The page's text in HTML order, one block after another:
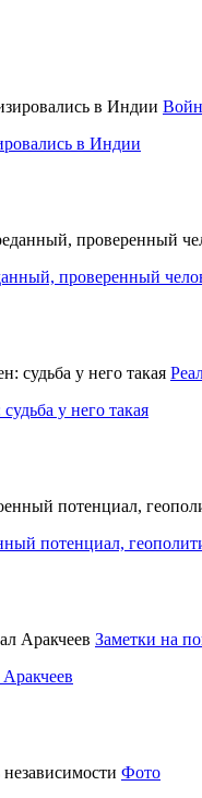
в Индии
проверенный
у него такая
потенциал,
Заметки на
Фото